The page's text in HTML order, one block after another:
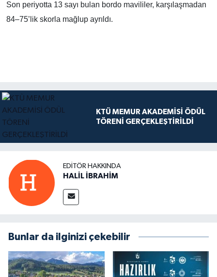
Son periyotta 13 sayı bulan bordo mavililer, karşılaşmadan
84–75’lik skorla mağlup ayrıldı.
KTÜ MEMUR AKADEMİSİ ÖDÜL
TÖRENİ GERÇEKLEŞTİRİLDİ
EDITÖR HAKKINDA
HALİL İBRAHİM
Bunlar da ilginizi çekebilir